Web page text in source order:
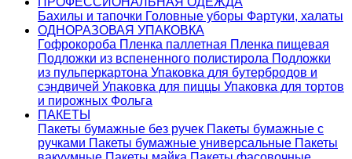
Бахилы и тапочки Головные уборы Фартуки, халаты
ОДНОРАЗОВАЯ УПАКОВКА
Гофрокороба Пленка паллетная Пленка пищевая
Подложки из вспененного полистирола Подложки
из пульперкартона Упаковка для бутербродов и
сэндвичей Упаковка для пиццы Упаковка для тортов
и пирожных Фольга
ПАКЕТЫ
Пакеты бумажные без ручек Пакеты бумажные с
ручками Пакеты бумажные универсальные Пакеты